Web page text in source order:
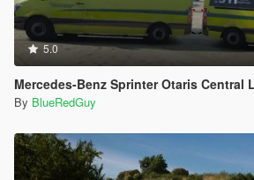
5.0
Mercedes-Benz Sprinter Otaris Central Los
By BlueRedGuy